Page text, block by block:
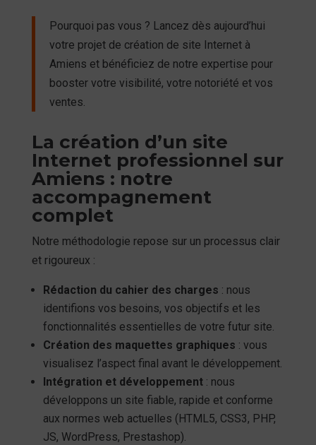
Pourquoi pas vous ? Lancez dès aujourd’hui
votre projet de création de site Internet à
Amiens et bénéficiez de notre expertise pour
booster votre visibilité, votre notoriété et vos
ventes.
La création d’un site
Internet professionnel sur
Amiens : notre
accompagnement
complet
Notre méthodologie repose sur un processus clair
et rigoureux :
Rédaction du cahier des charges : nous
identifions vos besoins, vos objectifs et les
fonctionnalités essentielles de votre futur site.
Création des maquettes graphiques : vous
visualisez l’aspect final avant le développement.
Intégration et développement: nous
développons un site fiable, rapide et conforme
aux normes web actuelles (HTML5, CSS3, PHP,
JS, WordPress, Prestashop).